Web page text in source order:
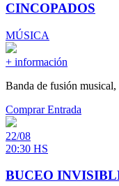
CINCOPADOS
MÚSICA
+ información
Banda de fusión
Comprar Entrada
22/08
20:30 HS
BUCEO